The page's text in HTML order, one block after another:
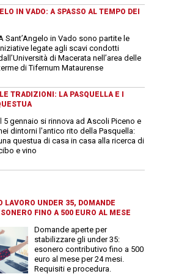
IN VADO: A SPASSO AL TEMPO DEI
Sant’Angelo in Vado sono partite le
legate agli scavi condotti
di Macerata nell’area delle
di Tifernum Mataurense
TRADIZIONI: LA PASQUELLA E I
5 gennaio si rinnova ad Ascoli Piceno e
dintorni l'antico rito della Pasquella:
questua di casa in casa alla ricerca di
e vino
LAVORO UNDER 35, DOMANDE
FINO A 500 EURO AL MESE
Domande aperte per
stabilizzare gli under 35:
esonero contributivo fino a 500
euro al mese per 24 mesi.
Requisiti e procedura.